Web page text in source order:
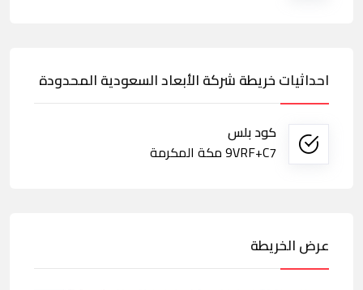
احداثيات خريطة شركة الأبعاد السعودية المحدودة
كود بلس
9VRF+C7 مكة المكرمة
عرض الخريطة